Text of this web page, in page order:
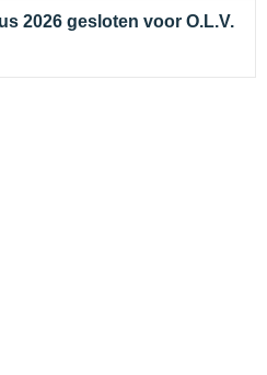
2026 gesloten voor O.L.V.